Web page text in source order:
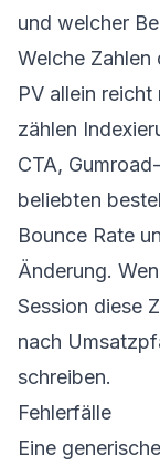
und welcher
Welche Zahlen
PV allein
zählen
CTA,
beliebten
Bounce Rate
Änderung.
Session diese
nach
schreiben.
Fehlerfälle
Eine